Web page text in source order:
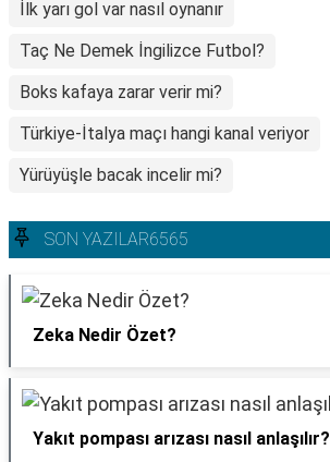
İlk yarı gol var nasıl oynanır
Taç Ne Demek İngilizce Futbol?
Boks kafaya zarar verir mi?
Türkiye-İtalya maçı hangi kanal veriyor
Yürüyüşle bacak incelir mi?
SON YAZILAR6565
Zeka Nedir Özet?
Yakıt pompası arızası nasıl anlaşılır?